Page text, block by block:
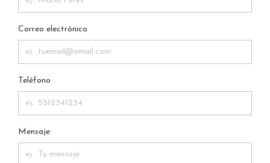
Correo electrónico
Teléfono
Mensaje